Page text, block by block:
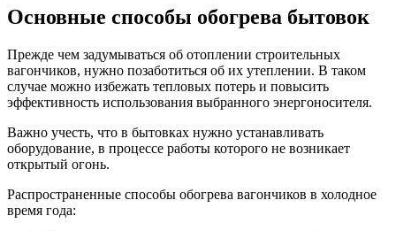
Основные способы обогрева бытовок
Прежде чем задумываться об отоплении строительных
вагончиков, нужно позаботиться об их утеплении. В таком
случае можно избежать тепловых потерь и повысить
эффективность использования выбранного энергоносителя.
Важно учесть, что в бытовках нужно устанавливать
оборудование, в процессе работы которого не возникает
открытый огонь.
Распространенные способы обогрева вагончиков в холодное
время года: